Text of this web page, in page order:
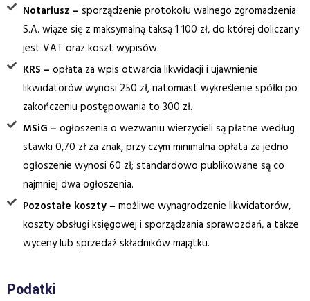
Notariusz – sporządzenie protokołu walnego zgromadzenia
S.A. wiąże się z maksymalną taksą 1 100 zł, do której doliczany
jest VAT oraz koszt wypisów.
KRS – opłata za wpis otwarcia likwidacji i ujawnienie
likwidatorów wynosi 250 zł, natomiast wykreślenie spółki po
zakończeniu postępowania to 300 zł.
MSiG – ogłoszenia o wezwaniu wierzycieli są płatne według
stawki 0,70 zł za znak, przy czym minimalna opłata za jedno
ogłoszenie wynosi 60 zł; standardowo publikowane są co
najmniej dwa ogłoszenia.
Pozostałe koszty – możliwe wynagrodzenie likwidatorów,
koszty obsługi księgowej i sporządzania sprawozdań, a także
wyceny lub sprzedaż składników majątku.
Podatki